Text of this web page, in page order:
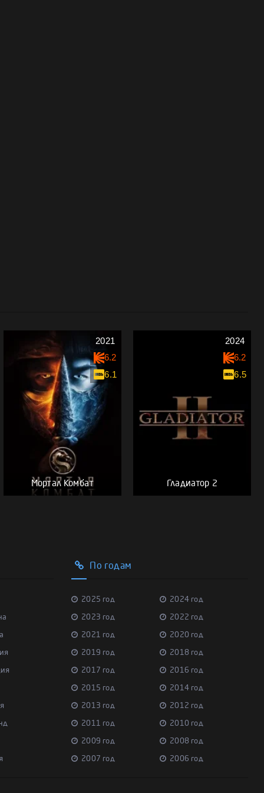
Мортал Комбат
2021
6.2
6.1
Гладиатор 2
2024
6.2
6.5
По годам
2025 год 2024 год
2023 год 2022 год
2021 год 2020 год
2019 год 2018 год
2017 год 2016 год
2015 год 2014 год
2013 год 2012 год
2011 год 2010 год
2009 год 2008 год
2007 год 2006 год